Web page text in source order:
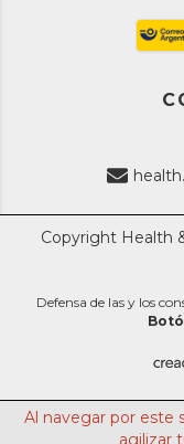
Al navegar por este
agilizar
Copyright Health
Defensa de las y los